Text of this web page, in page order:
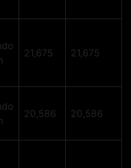
21,675 21,675
20,586 20,586